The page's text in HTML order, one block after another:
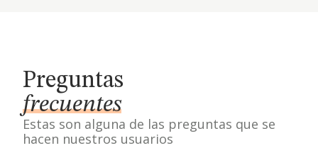
Preguntas
frecuentes
Estas son alguna de las preguntas que se
hacen nuestros usuarios